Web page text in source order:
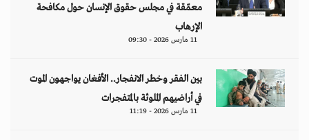
معمّقة في مجلس حقوق الإنسان حول مكافحة
الإرهاب
11 مارس 2026 - 09:30
بين الفقر وخطر الانفجار.. الأفغان يواجهون الموت
في أراضيهم الملوثة بالمتفجرات
11 مارس 2026 - 11:19